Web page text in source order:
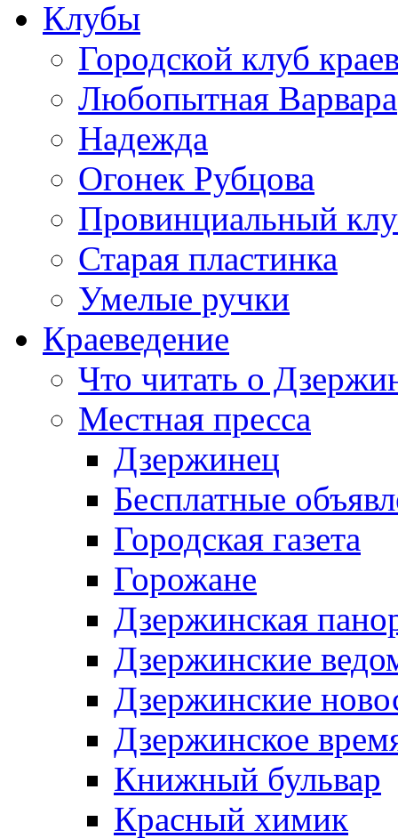
Клубы
Городской клуб
Любопытная Варвара
Надежда
Огонек Рубцова
Провинциальный
Старая пластинка
Умелые ручки
Краеведение
Что читать о
Местная пресса
Дзержинец
Бесплатные
Городская газета
Горожане
Дзержинская
Дзержинские
Дзержинские
Дзержинское
Книжный бульвар
Красный химик